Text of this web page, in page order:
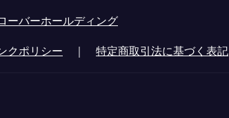
ーバーホールディング
クポリシー ｜ 特定商取引法に基づく表記